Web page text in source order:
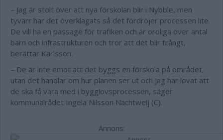
– Jag är stolt över att nya förskolan blir i Nybble, men
tyvärr har det överklagats så det fördröjer processen lite.
De vill ha en passage för trafiken och är oroliga över antal
barn och infrastrukturen och tror att det blir trångt,
berättar Karlsson.
– De är inte emot att det byggs en förskola på området,
utan det handlar om hur planen ser ut och jag har lovat att
de ska få vara med i bygglovsprocessen, säger
kommunalrådet Ingela Nilsson Nachtweij (C).
Annons: